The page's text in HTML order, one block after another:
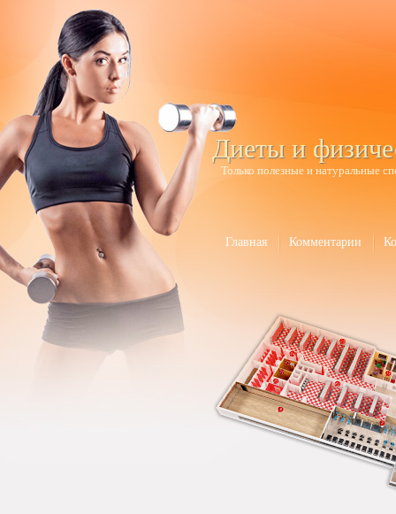
Диеты и
Только полезные и натуральные
Главная Комментарии